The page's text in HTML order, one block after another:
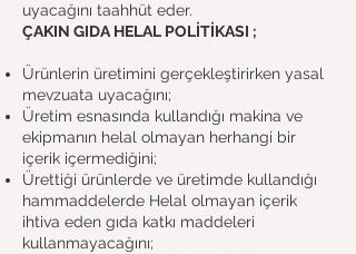
uyacağını taahhüt eder.
ÇAKIN GIDA HELAL POLİTİKASI ;
Ürünlerin üretimini gerçekleştirirken yasal
mevzuata uyacağını;
Üretim esnasında kullandığı makina ve
ekipmanın helal olmayan herhangi bir
içerik içermediğini;
Ürettiği ürünlerde ve üretimde kullandığı
hammaddelerde Helal olmayan içerik
ihtiva eden gıda katkı maddeleri
kullanmayacağını;